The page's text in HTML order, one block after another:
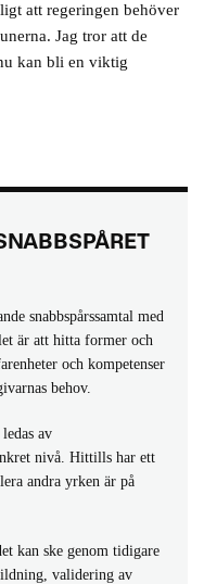
att regeringen behöver
Jag tror att de
kan bli en viktig
snabbspårssamtal med
är att hitta former och
och kompetenser
behov.
av
nivå. Hittills har ett
andra yrken är på
kan ske genom tidigare
validering av